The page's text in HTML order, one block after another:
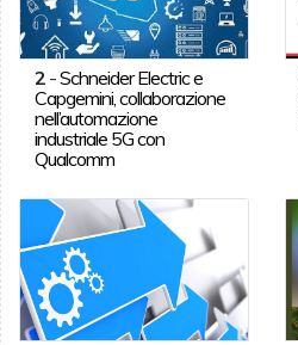
2-Schneider Electric e
Capgemini, collaborazione
nell’automazione
industriale 5G con
Qualcomm